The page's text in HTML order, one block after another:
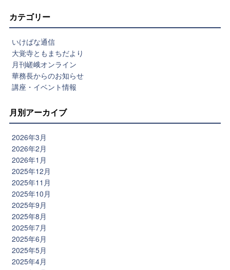
カテゴリー
いけばな通信
大覚寺ともまちだより
月刊嵯峨オンライン
華務長からのお知らせ
講座・イベント情報
月別アーカイブ
2026年3月
2026年2月
2026年1月
2025年12月
2025年11月
2025年10月
2025年9月
2025年8月
2025年7月
2025年6月
2025年5月
2025年4月